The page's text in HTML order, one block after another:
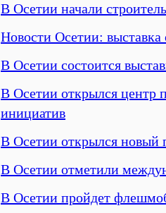
В Осетии начали
Новости Осетии: выставка
В Осетии состоится
В Осетии открылся центр
инициатив
В Осетии открылся новый
В Осетии отметили
В Осетии пройдет